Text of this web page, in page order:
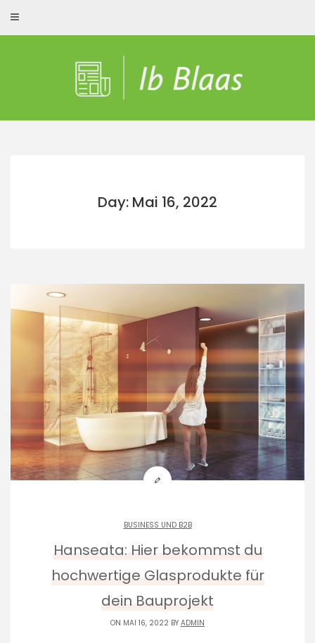
content
Day: Mai 16, 2022
BUSINESS UND B2B
Hanseata: Hier bekommst du
hochwertige Glasprodukte für
dein Bauprojekt
ON MAI 16, 2022 BY ADMIN